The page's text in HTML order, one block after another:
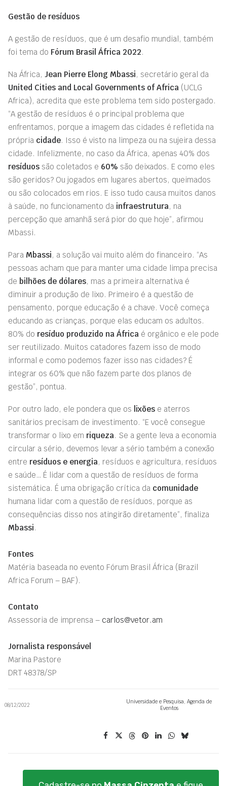
Gestão de resíduos
A gestão de resíduos, que é um desafio mundial, também
foi tema do Fórum Brasil África 2022.
Na África, Jean Pierre Elong Mbassi, secretário geral da
United Cities and Local Governments of Africa (UCLG
Africa), acredita que este problema tem sido postergado.
“A gestão de resíduos é o principal problema que
enfrentamos, porque a imagem das cidades é refletida na
própria cidade. Isso é visto na limpeza ou na sujeira dessa
cidade. Infelizmente, no caso da África, apenas 40% dos
resíduos são coletados e 60% são deixados. E como eles
são geridos? Ou jogados em lugares abertos, queimados
ou são colocados em rios. E isso tudo causa muitos danos
à saúde, no funcionamento da infraestrutura, na
percepção que amanhã será pior do que hoje”, afirmou
Mbassi.
Para Mbassi, a solução vai muito além do financeiro. “As
pessoas acham que para manter uma cidade limpa precisa
de bilhões de dólares, mas a primeira alternativa é
diminuir a produção de lixo. Primeiro é a questão de
pensamento, porque educação é a chave. Você começa
educando as crianças, porque elas educam os adultos.
80% do resíduo produzido na África é orgânico e ele pode
ser reutilizado. Muitos catadores fazem isso de modo
informal e como podemos fazer isso nas cidades? É
integrar os 60% que não fazem parte dos planos de
gestão”, pontua.
Por outro lado, ele pondera que os lixões e aterros
sanitários precisam de investimento. “E você consegue
transformar o lixo em riqueza. Se a gente leva a economia
circular a sério, devemos levar a sério também a conexão
entre resíduos e energia, resíduos e agricultura, resíduos
e saúde… É lidar com a questão de resíduos de forma
sistemática. É uma obrigação crítica da comunidade
humana lidar com a questão de resíduos, porque as
consequências disso nos atingirão diretamente”, finaliza
Mbassi.
Fontes
Matéria baseada no evento Fórum Brasil África (Brazil
Africa Forum – BAF).
Contato
Assessoria de imprensa – carlos@vetor.am
Jornalista responsável
Marina Pastore
DRT 48378/SP
08/12/2022 Universidade e Pesquisa, Agenda de
Eventos